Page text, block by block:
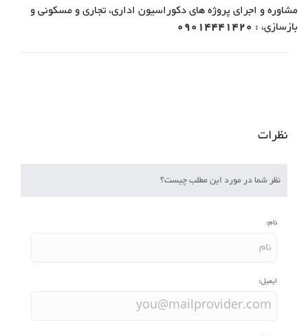
مشاوره و اجرای پروژه های دکوراسیون اداری، تجاری و مسکونی و
بازسازی، : 09014441420
نظرات
نظر شما در مورد این مطلب چیست؟
نام:
ایمیل: